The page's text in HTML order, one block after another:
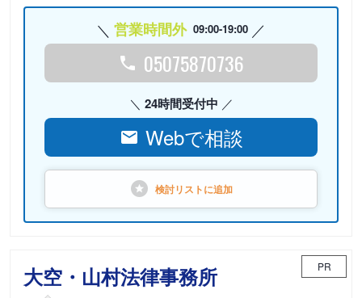
営業時間外 09:00-19:00
05075870736
24時間受付中
Webで相談
検討リストに追加
大空・山村法律事務所 PR